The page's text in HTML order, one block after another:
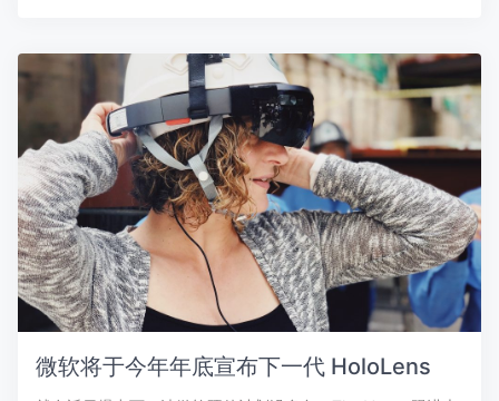
微软将于今年年底宣布下一代 HoloLens